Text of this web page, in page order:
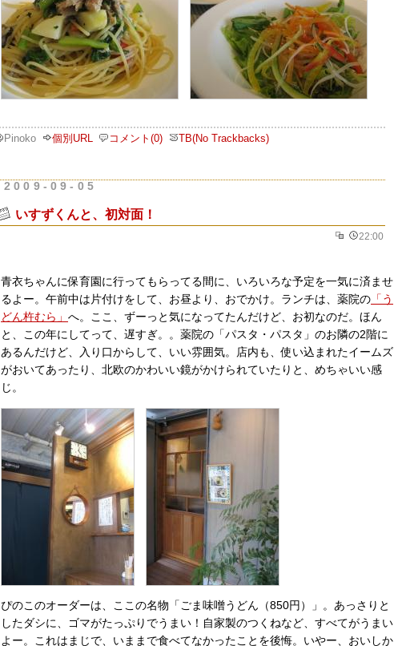
Pinoko 個別URL コメント(0) TB(No Trackbacks)
2009-09-05
いすずくんと、初対面！
22:00
青衣ちゃんに保育園に行ってもらってる間に、いろいろな予定を一気に済ませ
るよー。午前中は片付けをして、お昼より、おでかけ。ランチは、薬院の 「う
どん杵むら」 へ。ここ、ずーっと気になってたんだけど、お初なのだ。ほん
と、この年にしてって、遅すぎ。。薬院の「パスタ・パスタ」のお隣の2階に
あるんだけど、入り口からして、いい雰囲気。店内も、使い込まれたイームズ
がおいてあったり、北欧のかわいい鏡がかけられていたりと、めちゃいい感
じ。
ぴのこのオーダーは、ここの名物「ごま味噌うどん（850円）」。あっさりと
したダシに、ゴマがたっぷりでうまい！自家製のつくねなど、すべてがうまい
よー。これはまじで、いままで食べてなかったことを後悔。いやー、おいしか